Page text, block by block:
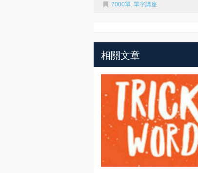
7000單 單字講座
相關文章